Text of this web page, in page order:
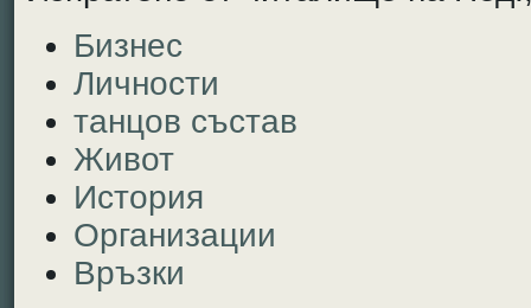
Бизнес
Личности
танцов състав
Живот
История
Организации
Връзки